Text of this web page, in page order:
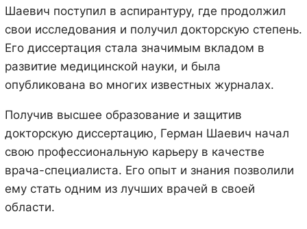
Шаевич поступил в аспирантуру, где продолжил
свои исследования и получил докторскую степень.
Его диссертация стала значимым вкладом в
развитие медицинской науки, и была
опубликована во многих известных журналах.
Получив высшее образование и защитив
докторскую диссертацию, Герман Шаевич начал
свою профессиональную карьеру в качестве
врача-специалиста. Его опыт и знания позволили
ему стать одним из лучших врачей в своей
области.